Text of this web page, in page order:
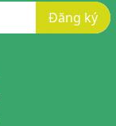
Đăng ký